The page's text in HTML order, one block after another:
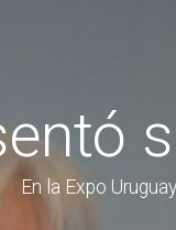
En la Expo